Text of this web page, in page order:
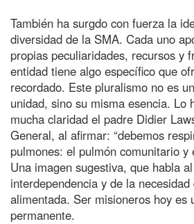
También ha surgdo con fuerza la
diversidad de la SMA. Cada uno
propias peculiaridades, recursos y
entidad tiene algo específico que
recordado. Este pluralismo no es
unidad, sino su misma esencia. Lo
mucha claridad el padre Didier
General, al afirmar: “debemos
pulmones: el pulmón comunitario y
Una imagen sugestiva, que habla
interdependencia y de la
alimentada. Ser misioneros hoy es
permanente.